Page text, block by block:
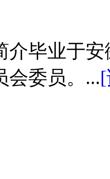
介毕业于
会委员。...